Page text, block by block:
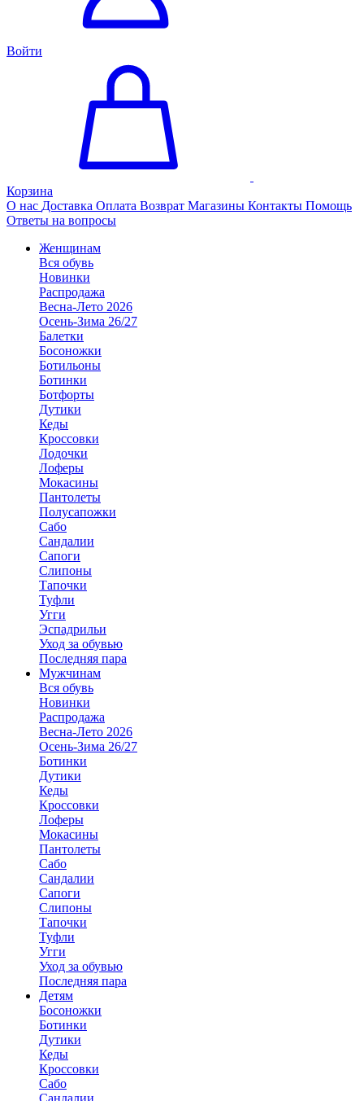
Войти
Корзина
О нас Доставка Оплата Возврат Магазины Контакты Помощь
Ответы на вопросы
Женщинам
Вся обувь
Новинки
Распродажа
Весна-Лето 2026
Осень-Зима 26/27
Балетки
Босоножки
Ботильоны
Ботинки
Ботфорты
Дутики
Кеды
Кроссовки
Лодочки
Лоферы
Мокасины
Пантолеты
Полусапожки
Сабо
Сандалии
Сапоги
Слипоны
Тапочки
Туфли
Угги
Эспадрильи
Уход за обувью
Последняя пара
Мужчинам
Вся обувь
Новинки
Распродажа
Весна-Лето 2026
Осень-Зима 26/27
Ботинки
Дутики
Кеды
Кроссовки
Лоферы
Мокасины
Пантолеты
Сабо
Сандалии
Сапоги
Слипоны
Тапочки
Туфли
Угги
Уход за обувью
Последняя пара
Детям
Босоножки
Ботинки
Дутики
Кеды
Кроссовки
Сабо
Сандалии